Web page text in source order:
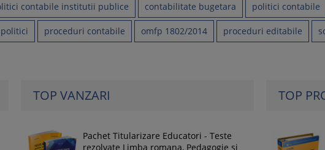
contabile institutii publice contabilitate bugetara politici contabile
proceduri contabile omfp 1802/2014 proceduri editabile
TOP VANZARI
Pachet Titularizare Educatori - Teste
rezolvate Limba romana, Pedagogie si
TOP